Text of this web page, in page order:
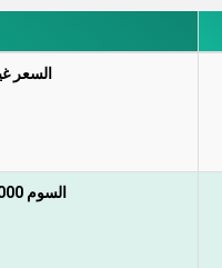
السعر
السوم 1.800.000 ريال غير شامل الضريبة والسعي